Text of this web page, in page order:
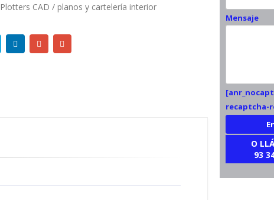
Plotters CAD / planos y cartelería interior
Mensaje
recaptcha-
O
93